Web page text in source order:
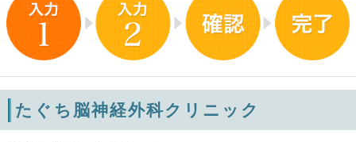
たぐち脳神経外科クリニック